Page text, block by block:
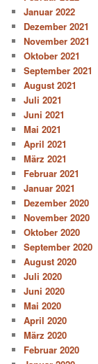
Januar 2022
Dezember 2021
November 2021
Oktober 2021
September 2021
August 2021
Juli 2021
Juni 2021
Mai 2021
April 2021
März 2021
Februar 2021
Januar 2021
Dezember 2020
November 2020
Oktober 2020
September 2020
August 2020
Juli 2020
Juni 2020
Mai 2020
April 2020
März 2020
Februar 2020